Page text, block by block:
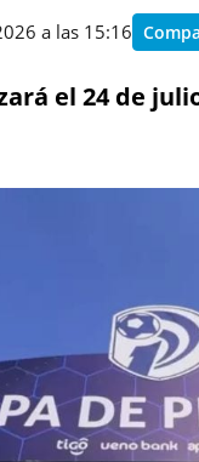
a las 15:16
el 24 de